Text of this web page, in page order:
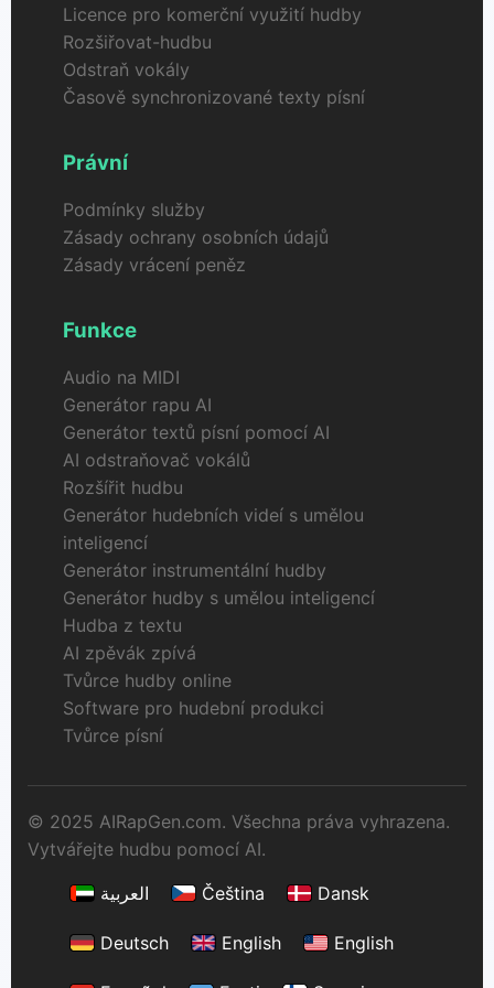
Licence pro komerční využití hudby
Rozšiřovat-hudbu
Odstraň vokály
Časově synchronizované texty písní
Právní
Podmínky služby
Zásady ochrany osobních údajů
Zásady vrácení peněz
Funkce
Audio na MIDI
Generátor rapu AI
Generátor textů písní pomocí AI
AI odstraňovač vokálů
Rozšířit hudbu
Generátor hudebních videí s umělou
inteligencí
Generátor instrumentální hudby
Generátor hudby s umělou inteligencí
Hudba z textu
AI zpěvák zpívá
Tvůrce hudby online
Software pro hudební produkci
Tvůrce písní
© 2025 AIRapGen.com. Všechna práva vyhrazena.
Vytvářejte hudbu pomocí AI.
العربية
Čeština Dansk
Deutsch English English